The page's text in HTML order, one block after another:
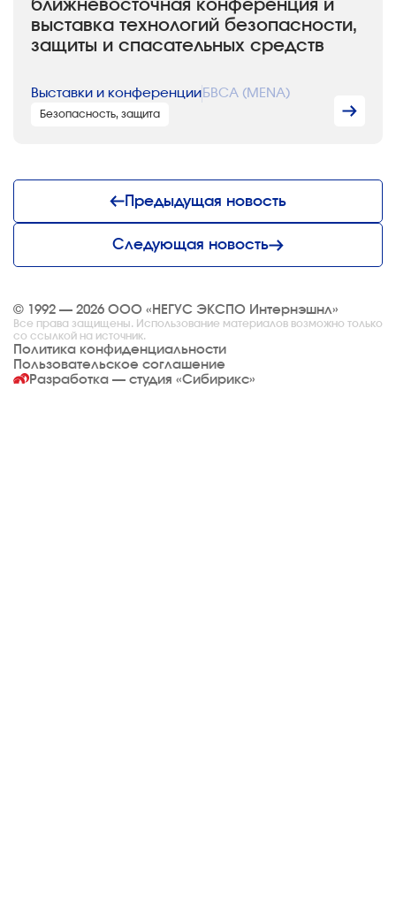
ближневосточная конференция и
выставка технологий безопасности,
защиты и спасательных средств
Выставки и конференции БВСА (MENA)
Безопасность, защита
Предыдущая новость
Следующая новость
© 1992 — 2026 ООО «НЕГУС ЭКСПО Интернэшнл»
Все права защищены. Использование материалов возможно только
со ссылкой на источник.
Политика конфиденциальности
Пользовательское соглашение
Разработка — студия «Сибирикс»